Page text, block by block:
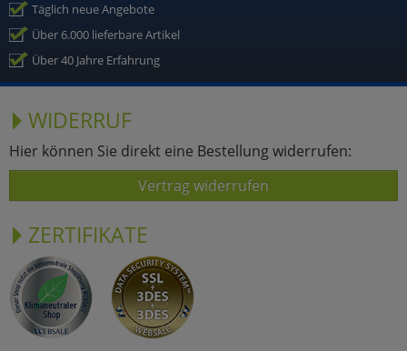
Täglich neue Angebote
Über 6.000 lieferbare Artikel
Über 40 Jahre Erfahrung
WIDERRUF
Hier können Sie direkt eine Bestellung widerrufen:
Vertrag widerrufen
ZERTIFIKATE